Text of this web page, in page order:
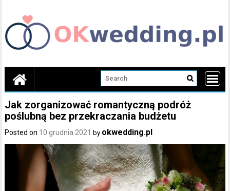
content
Jak zorganizować romantyczną podróż
poślubną bez przekraczania budżetu
Posted on 10 grudnia 2021 by okwedding.pl